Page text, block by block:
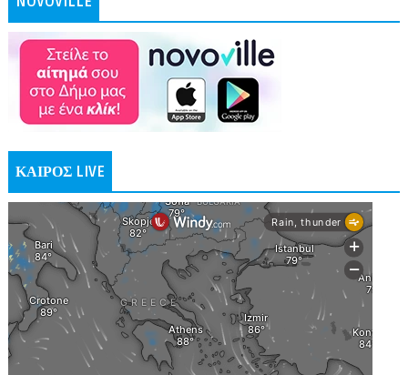
ΚΑΙΡΟΣ LIVE